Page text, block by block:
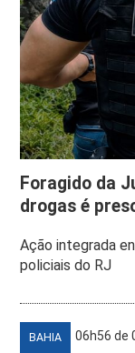
Foragido da
drogas é
Ação integrada
policiais do RJ
BAHIA 06h56 de